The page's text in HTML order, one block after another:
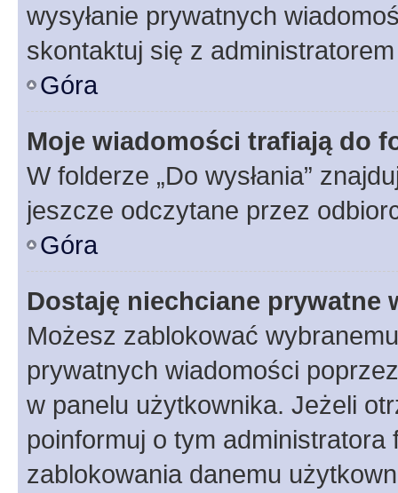
wysyłanie prywatnych
skontaktuj się z
Góra
Moje wiadomości trafiają do
W folderze „Do wysłania”
jeszcze odczytane przez
Góra
Dostaję niechciane prywatne
Możesz zablokować
prywatnych wiadomości
w panelu użytkownika. Jeżeli
poinformuj o tym
zablokowania danemu